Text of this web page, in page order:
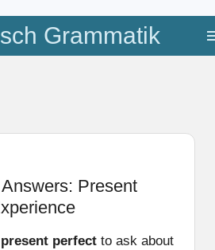
Grammatik
Present
present perfectto ask about